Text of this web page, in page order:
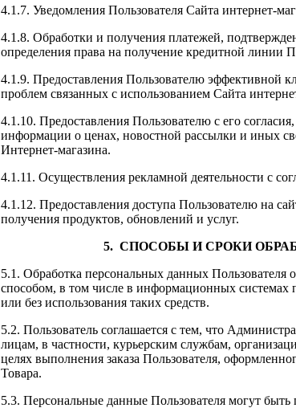
4.1.7. Уведомления Пользователя Сайта интернет-
4.1.8. Обработки и получения платежей,
определения права на получение кредитной линии
4.1.9. Предоставления Пользователю эффективной
проблем связанных с использованием Сайта
4.1.10. Предоставления Пользователю с его
информации о ценах, новостной рассылки и иных
Интернет-магазина.
4.1.11. Осуществления рекламной деятельности с
4.1.12. Предоставления доступа Пользователю на
получения продуктов, обновлений и услуг.
5. СПОСОБЫ И СРОКИ
5.1. Обработка персональных данных Пользователя
способом, в том числе в информационных системах
или без использования таких средств.
5.2. Пользователь соглашается с тем, что
лицам, в частности, курьерским службам,
целях выполнения заказа Пользователя,
Товара.
5.3. Персональные данные Пользователя могут